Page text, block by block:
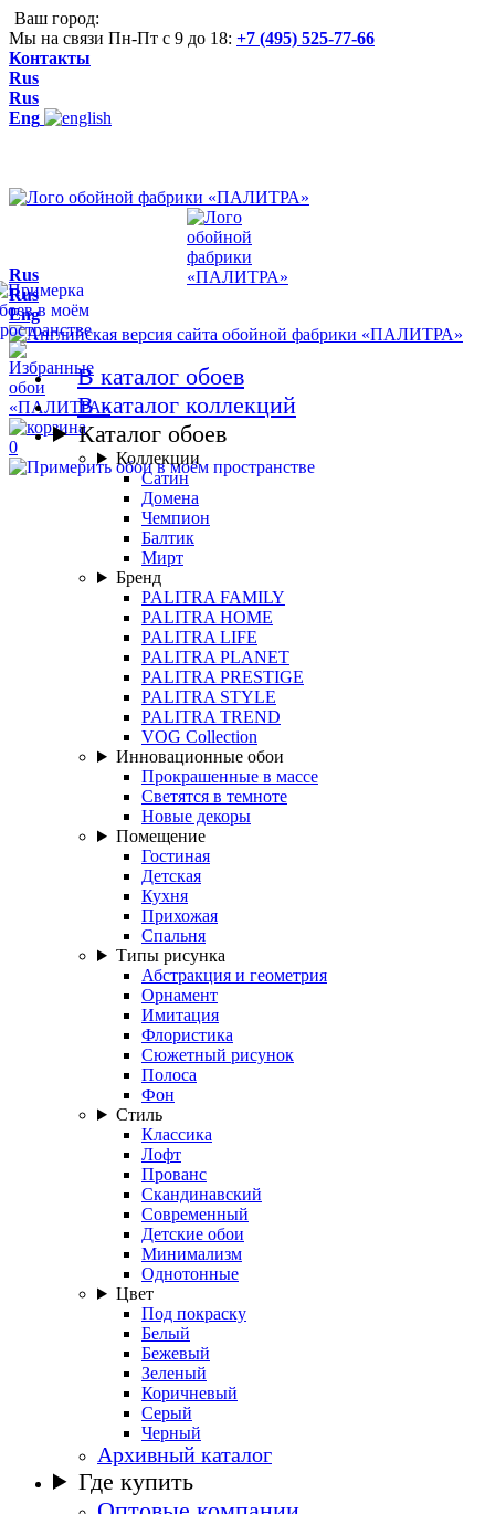
Ваш город:
Мы на связи Пн-Пт с 9 до 18: +7 (495) 525-77-66
Контакты
Rus
Rus
Eng
0
Rus
Rus
Eng
В каталог обоев
В каталог коллекций
Каталог обоев
Коллекции
Сатин
Домена
Чемпион
Балтик
Мирт
Бренд
PALITRA FAMILY
PALITRA HOME
PALITRA LIFE
PALITRA PLANET
PALITRA PRESTIGE
PALITRA STYLE
PALITRA TREND
VOG Collection
Инновационные обои
Прокрашенные в массе
Светятся в темноте
Новые декоры
Помещение
Гостиная
Детская
Кухня
Прихожая
Спальня
Типы рисунка
Абстракция и геометрия
Орнамент
Имитация
Флористика
Сюжетный рисунок
Полоса
Фон
Стиль
Классика
Лофт
Прованс
Скандинавский
Современный
Детские обои
Минимализм
Однотонные
Цвет
Под покраску
Белый
Бежевый
Зеленый
Коричневый
Серый
Черный
Архивный каталог
Где купить